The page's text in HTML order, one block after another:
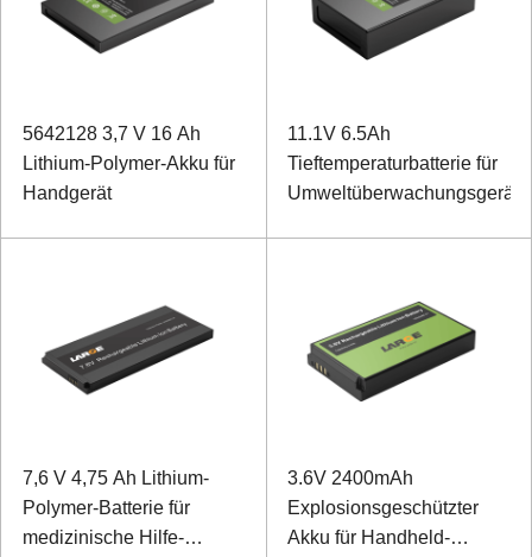
5642128 3,7 V 16 Ah
Lithium-Polymer-Akku für
Handgerät
11.1V 6.5Ah
Tieftemperaturbatterie für
Umweltüberwachungsgeräte
7,6 V 4,75 Ah Lithium-
Polymer-Batterie für
medizinische Hilfe-
3.6V 2400mAh
Explosionsgeschützter
Akku für Handheld-